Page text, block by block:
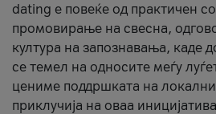
dating е повеќе од практичен
промовирање на свесна,
култура на запознавања, каде
се темел на односите меѓу
цениме поддршката на
приклучија на оваа